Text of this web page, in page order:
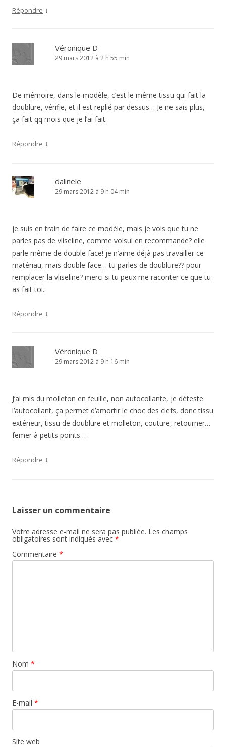
Répondre ↓
Véronique D
29 mars 2012 à 2 h 55 min
De mémoire, dans le modèle, c’est le même tissu qui fait la
doublure, vérifie, et il est replié par dessus… Je ne sais plus,
ça fait qq mois que je l’ai fait.
Répondre ↓
dalinele
29 mars 2012 à 9 h 04 min
je suis en train de faire ce modèle, mais je vois que tu ne
parles pas de vliseline, comme volsul en recommande? elle
parle même de double face! je n’aime déjà pas travailler ce
matériau, mais double face… tu parles de doublure?? pour
remplacer la vliseline? merci si tu peux me raconter ce que tu
as fait toi..
Répondre ↓
Véronique D
29 mars 2012 à 9 h 16 min
J’ai mis du molleton en feuille, non autocollante, je déteste
l’autocollant, ça permet d’amortir le choc des clefs, donc tissu
extérieur, tissu de doublure et molleton, couture, retourner…
femer à petits points…
Répondre ↓
Laisser un commentaire
Votre adresse e-mail ne sera pas publiée. Les champs
obligatoires sont indiqués avec *
Commentaire *
Nom *
E-mail *
Site web